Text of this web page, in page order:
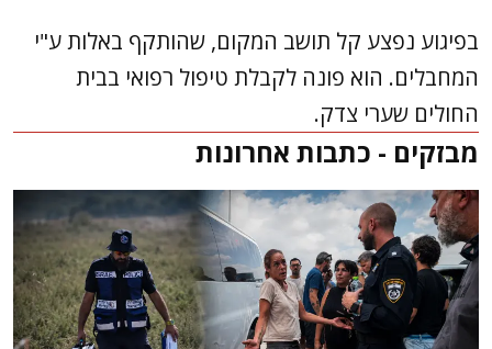
בפיגוע נפצע קל תושב המקום, שהותקף באלות ע"י
המחבלים. הוא פונה לקבלת טיפול רפואי בבית
החולים שערי צדק.
מבזקים - כתבות אחרונות